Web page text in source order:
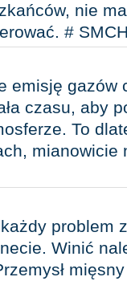
nie
#
emisję gazów
czasu, aby
To
mianowicie
problem
Winić